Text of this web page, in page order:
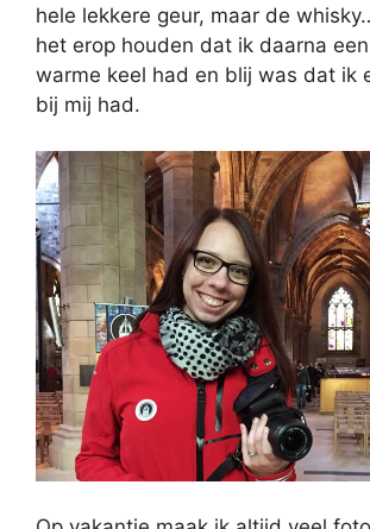
hele lekkere geur, maar de
het erop houden dat ik daarna
warme keel had en blij was dat ik
bij mij had.